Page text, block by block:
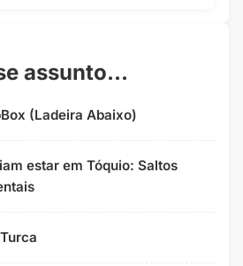
assunto...
(Ladeira Abaixo)
estar em Tóquio: Saltos